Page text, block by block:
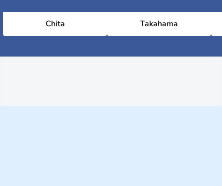
Chita Takahama